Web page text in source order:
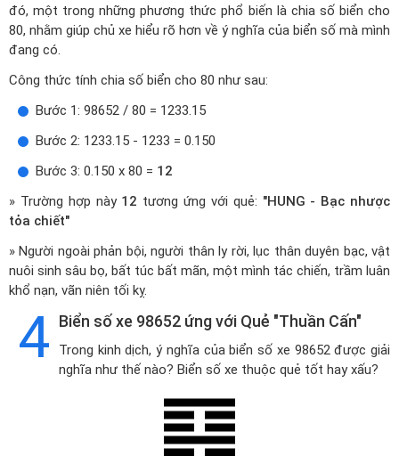
đó, một trong những phương thức phổ biến là chia số biển cho
80, nhằm giúp chủ xe hiểu rõ hơn về ý nghĩa của biển số mà mình
đang có.
Công thức tính chia số biển cho 80 như sau:
Bước 1: 98652 / 80 = 1233.15
Bước 2: 1233.15 - 1233 = 0.150
Bước 3: 0.150 x 80 = 12
» Trường hợp này 12 tương ứng với quẻ: "HUNG - Bạc nhược
tỏa chiết"
» Người ngoài phản bội, người thân ly rời, lục thân duyên bạc, vật
nuôi sinh sâu bọ, bất túc bất mãn, một mình tác chiến, trầm luân
khổ nạn, vãn niên tối kỵ.
4 Biển số xe 98652 ứng với Quẻ "Thuần Cấn"
Trong kinh dịch, ý nghĩa của biển số xe 98652 được giải
nghĩa như thế nào? Biển số xe thuộc quẻ tốt hay xấu?